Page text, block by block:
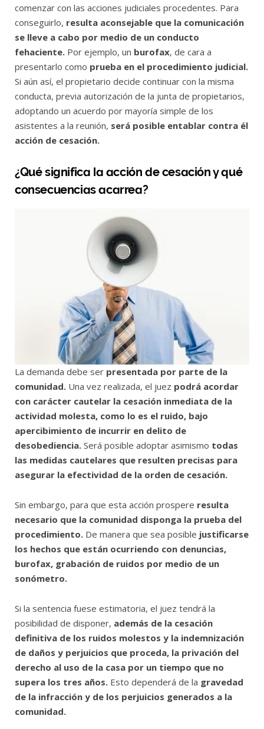
comenzar con las acciones judiciales procedentes. Para
conseguirlo, resulta aconsejable que la comunicación
se lleve a cabo por medio de un conducto
fehaciente. Por ejemplo, un burofax, de cara a
presentarlo como prueba en el procedimiento judicial.
Si aún así, el propietario decide continuar con la misma
conducta, previa autorización de la junta de propietarios,
adoptando un acuerdo por mayoría simple de los
asistentes a la reunión, será posible entablar contra él
acción de cesación.
¿Qué significa la acción de cesación y qué
consecuencias acarrea?
La demanda debe ser presentada por parte de la
comunidad. Una vez realizada, el juez podrá acordar
con carácter cautelar la cesación inmediata de la
actividad molesta, como lo es el ruido, bajo
apercibimiento de incurrir en delito de
desobediencia. Será posible adoptar asimismo todas
las medidas cautelares que resulten precisas para
asegurar la efectividad de la orden de cesación.
Sin embargo, para que esta acción prospere resulta
necesario que la comunidad disponga la prueba del
procedimiento. De manera que sea posible justificarse
los hechos que están ocurriendo con denuncias,
burofax, grabación de ruidos por medio de un
sonómetro.
Si la sentencia fuese estimatoria, el juez tendrá la
posibilidad de disponer, además de la cesación
definitiva de los ruidos molestos y la indemnización
de daños y perjuicios que proceda, la privación del
derecho al uso de la casa por un tiempo que no
supera los tres años. Esto dependerá de la gravedad
de la infracción y de los perjuicios generados a la
comunidad.